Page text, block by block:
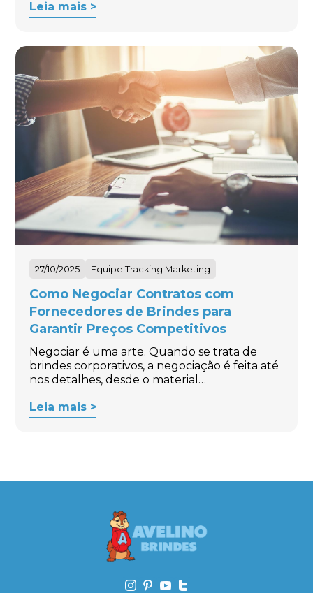
Leia mais >
27/10/2025 Equipe Tracking Marketing
Como Negociar Contratos com
Fornecedores de Brindes para
Garantir Preços Competitivos
Negociar é uma arte. Quando se trata de
brindes corporativos, a negociação é feita até
nos detalhes, desde o material…
Leia mais >